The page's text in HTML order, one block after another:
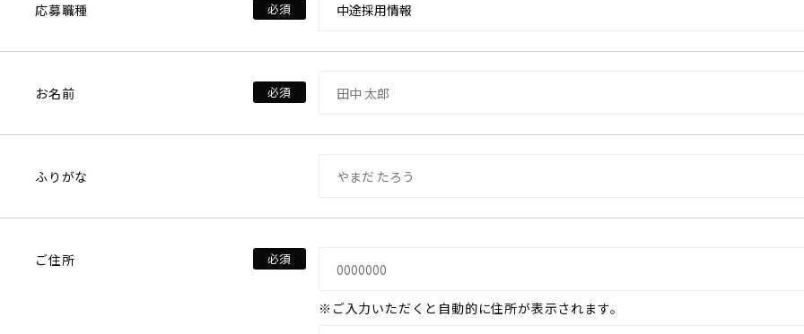
応募職種
お名前
ふりがな
ご住所
※ご入力いただくと自動的に住所が表示されます。